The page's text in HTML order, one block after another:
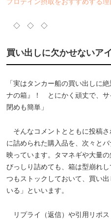
◇ ◇ ◇
買い出しに欠かせないア
「実はタンカー船の買い出しに
ナの箱』！ とにかく頑丈で、サ
閉めも簡単」
そんなコメントとともに投稿
に詰められた購入品を、次々と
映っています。タマネギや大量
びっしり詰めても、箱は型崩れ
つもストックしておいて、買い
いる」といいます。
リプライ（返信）や引用リポ